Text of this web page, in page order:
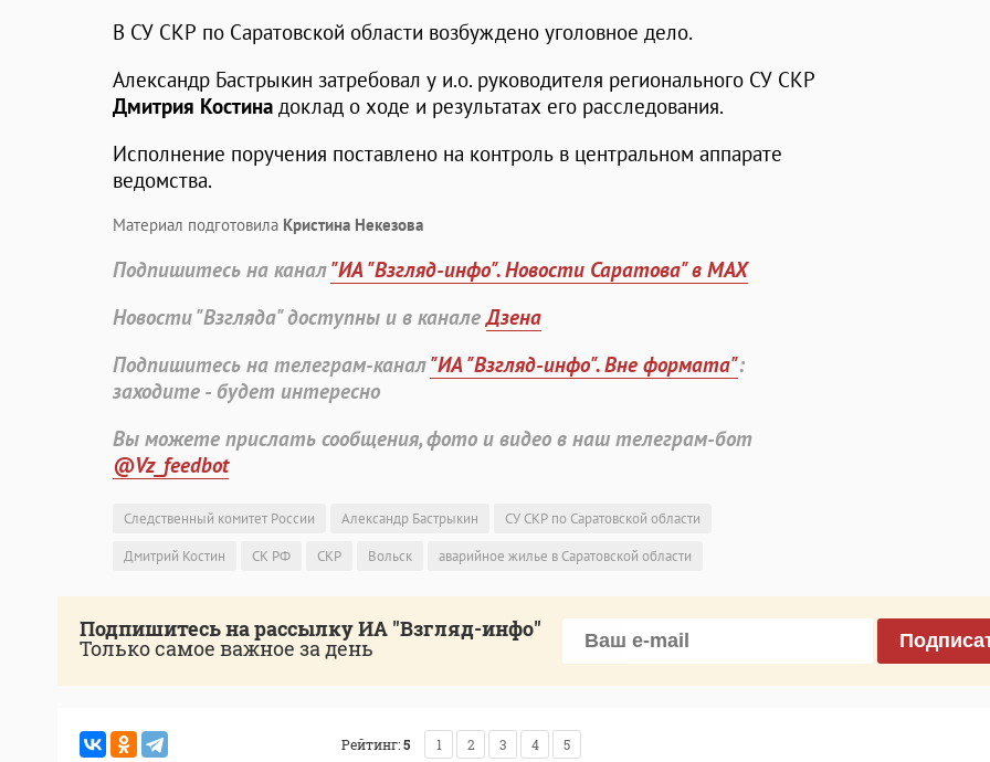
В СУ СКР по Саратовской области возбуждено уголовное дело.
Александр Бастрыкин затребовал у и.о. руководителя регионального СУ СКР
Дмитрия Костина доклад о ходе и результатах его расследования.
Исполнение поручения поставлено на контроль в центральном аппарате
ведомства.
Материал подготовила Кристина Некезова
Подпишитесь на канал"ИА "Взгляд-инфо". Новости Саратова" в MAX
Новости "Взгляда" доступны и в каналеДзена
Подпишитесь на телеграм-канал"ИА "Взгляд-инфо". Вне формата":
заходите - будет интересно
Вы можете прислать сообщения, фото и видео в наш телеграм-бот
@Vz_feedbot
Следственный комитет России Александр Бастрыкин
СУ СКР по Саратовской области
Дмитрий Костин
СК РФ СКР Вольск аварийное жилье в Саратовской области
Подпишитесь на рассылку ИА "Взгляд-инфо"
Только самое важное за день
Рейтинг:5 1 2 3 4 5